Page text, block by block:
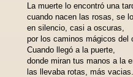
La muerte lo encontró una
cuando nacen las rosas, se
en silencio, casi a oscuras,
por los caminos mágicos del
Cuando llegó a la puerte,
donde miran tus manos a la
las llevaba rotas, más vacias.